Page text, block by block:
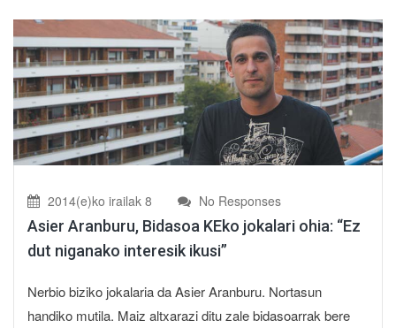
2014(e)ko irailak 8 No Responses
Asier Aranburu, Bidasoa KEko jokalari ohia: “Ez
dut niganako interesik ikusi”
Nerbio biziko jokalaria da Asier Aranburu. Nortasun
handiko mutila. Maiz altxarazi ditu zale bidasoarrak bere